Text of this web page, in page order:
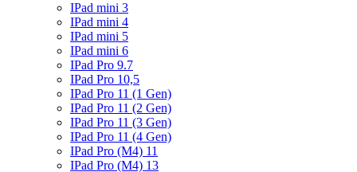
IPad mini 3
IPad mini 4
IPad mini 5
IPad mini 6
IPad Pro 9.7
IPad Pro 10,5
IPad Pro 11 (1 Gen)
IPad Pro 11 (2 Gen)
IPad Pro 11 (3 Gen)
IPad Pro 11 (4 Gen)
IPad Pro (M4) 11
IPad Pro (M4) 13